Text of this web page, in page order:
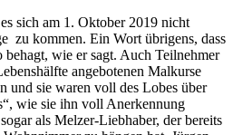
sich am 1. Oktober 2019 nicht
zu kommen. Ein Wort übrigens, dass
wie er sagt. Auch Teilnehmer
angebotenen Malkurse
und sie waren voll des Lobes über
wie sie ihn voll Anerkennung
als Melzer-Liebhaber, der bereits